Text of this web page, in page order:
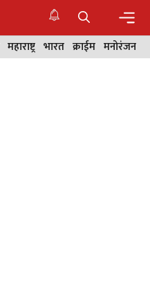
महाराष्ट्र भारत क्राईम मनोरंजन